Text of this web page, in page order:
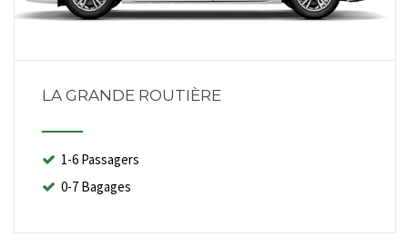
LA GRANDE ROUTIÈRE
1-6 Passagers
0-7 Bagages